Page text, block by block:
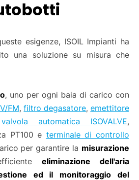
esigenze, ISOIL Impianti ha
una soluzione su misura che
, uno per ogni baia di carico con
FM, filtro degasatore, emettitore
valvola automatica ISOVALVE,
PT100 e terminale di controllo
per garantire la misurazione
eliminazione dell'aria
ed il monitoraggio del